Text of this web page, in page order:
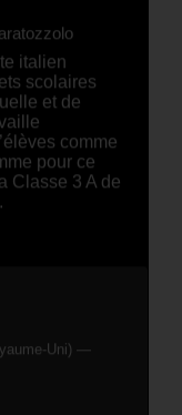
italien
scolaires
et de
comme
pour ce
Classe 3 A de
Uni) —